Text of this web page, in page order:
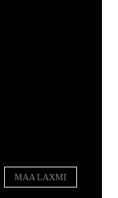
MAA LAXMI